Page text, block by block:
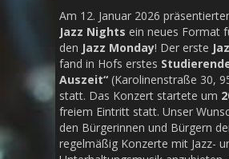
Am 12. Januar 2026
Jazz Nights ein neues Format
den Jazz Monday! Der erste
fand in Hofs erstes
Auszeit“ (Karolinenstraße 30,
statt. Das Konzert startete um
freiem Eintritt statt. Unser
den Bürgerinnen und Bürgern
regelmäßig Konzerte mit Jazz-